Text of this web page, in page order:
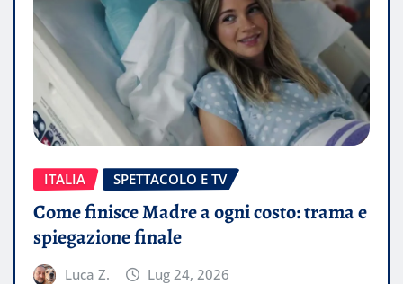
ITALIA SPETTACOLO E TV
Come finisce Madre a ogni costo: trama e
spiegazione finale
Luca Z. Lug 24, 2026